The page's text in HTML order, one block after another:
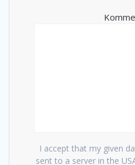
I accept that my given
sent to a server in the